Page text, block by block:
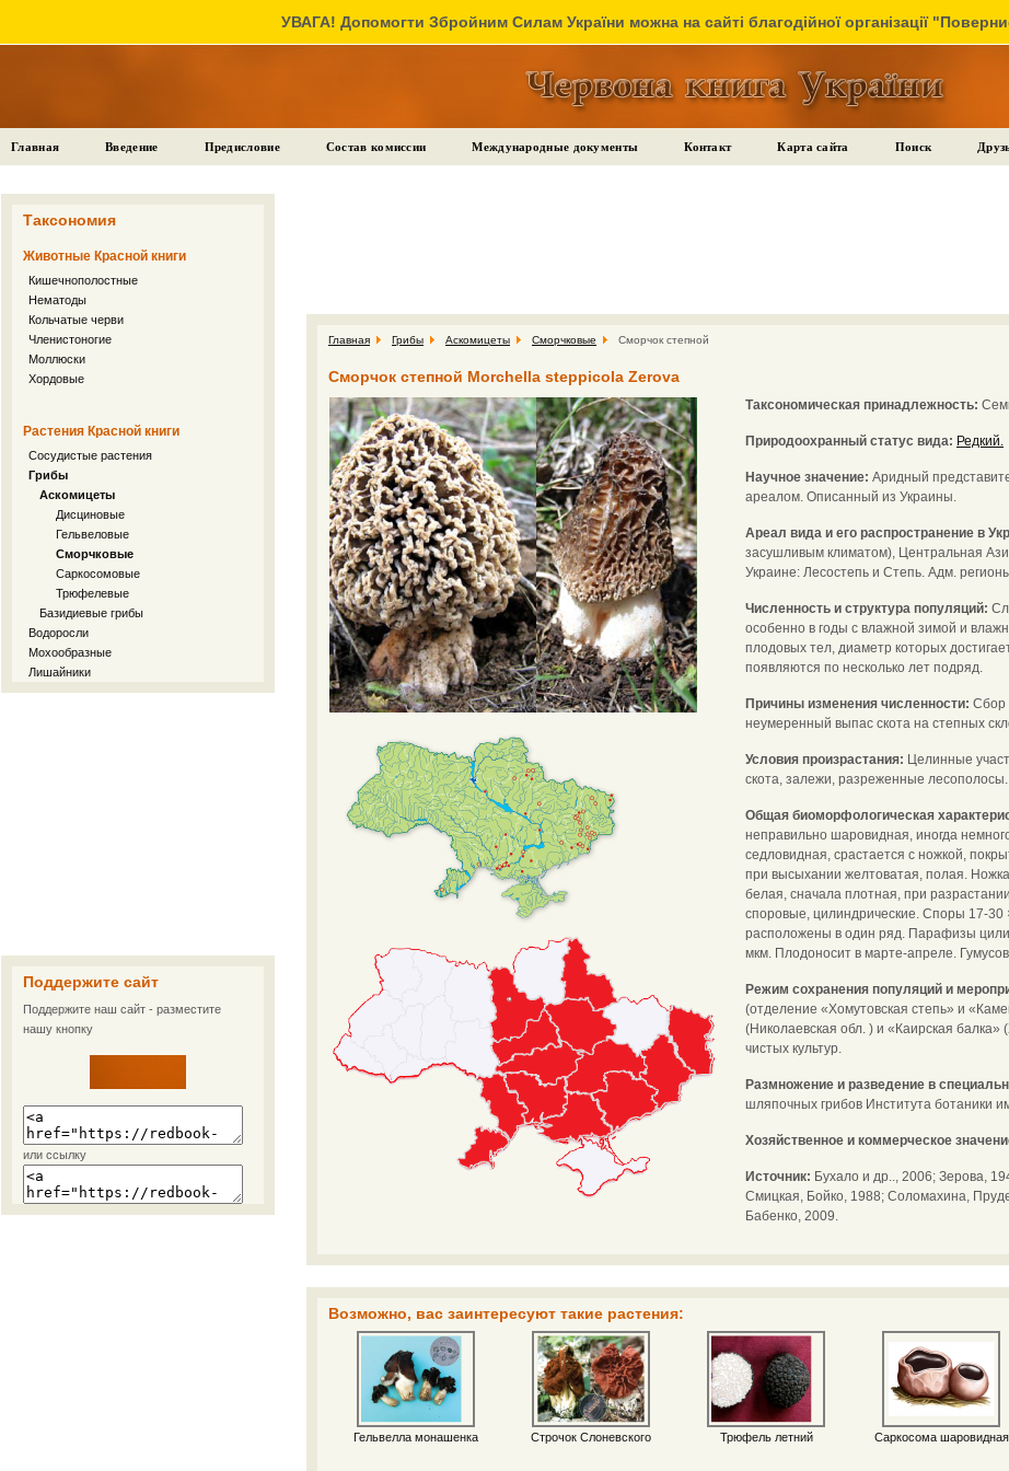
УВАГА! Допомогти Збройним Силам України можна на сайті благодійної організації
Главная Введение Предисловие Состав комиссии Международные документы Контакт Карта сайта Поиск
Таксономия
Животные Красной книги
Кишечнополостные
Нематоды
Кольчатые черви
Членистоногие
Моллюски
Хордовые
Растения Красной книги
Сосудистые растения
Грибы
Аскомицеты
Дисциновые
Гельвеловые
Сморчковые
Саркосомовые
Трюфелевые
Базидиевые грибы
Водоросли
Мохообразные
Лишайники
Поддержите сайт
Поддержите наш сайт - разместите
нашу кнопку
или ссылку
Главная Грибы Аскомицеты Сморчковые Сморчок степной
Сморчок степной Morchella steppicola Zerova
Таксономическая принадлежность:
Природоохранный статус вида: Редкий.
Научное значение: Аридный
ареалом. Описанный из Украины.
Ареал вида и его распространение в
засушливым климатом), Центральная
Украине: Лесостепь и Степь. Адм.
Численность и структура популяций:
особенно в годы с влажной зимой и
плодовых тел, диаметр которых
появляются по несколько лет подряд.
Причины изменения численности: Сбор
неумеренный выпас скота на степных
Условия произрастания: Целинные
скота, залежи, разреженные лесополосы.
Общая биоморфологическая
неправильно шаровидная, иногда
седловидная, срастается с ножкой,
при высыхании желтоватая, полая.
белая, сначала плотная, при
споровые, цилиндрические. Споры 17-
расположены в один ряд. Парафизы
мкм. Плодоносит в марте-апреле.
Режим сохранения популяций и
(отделение «Хомутовская степь» и
(Николаевская обл. ) и «Каирская
чистых культур.
Размножение и разведение в
шляпочных грибов Института ботаники
Хозяйственное и коммерческое
Источник: Бухало и др.., 2006; Зерова,
Смицкая, Бойко, 1988; Соломахина,
Бабенко, 2009.
Возможно, вас заинтересуют такие растения:
Гельвелла монашенка Строчок Слоневского Трюфель летний Саркосома шаровидная